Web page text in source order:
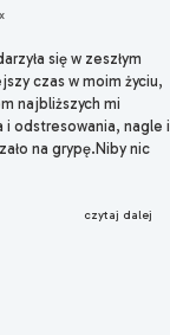
się w zeszłym
czas w moim życiu,
najbliższych mi
i odstresowania, nagle i
na grypę.Niby nic
czytaj dalej